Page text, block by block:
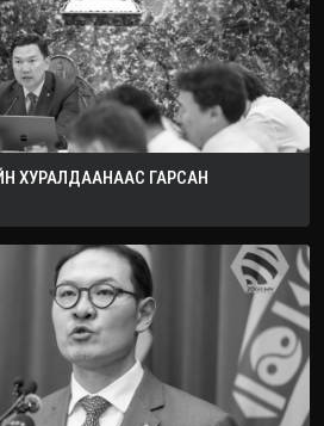
ХУРАЛДААНААС ГАРСАН